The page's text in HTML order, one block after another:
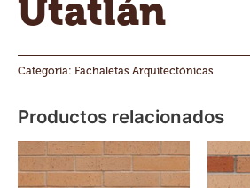
Utatlán
Categoría: Fachaletas Arquitectónicas
Productos relacionados